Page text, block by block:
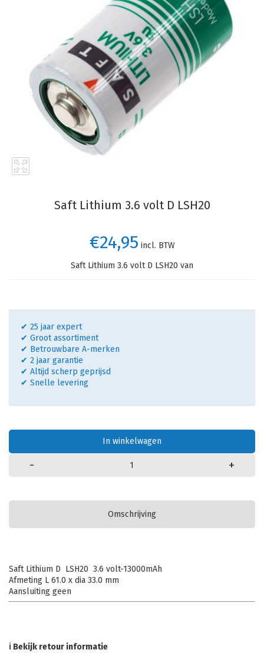
Saft Lithium 3.6 volt D LSH20
€24,95 incl. BTW
Saft Lithium 3.6 volt D LSH20 van
✔ 25 jaar expert
✔ Groot assortiment
✔ Betrouwbare A-merken
✔ 2 jaar garantie
✔ Altijd scherp geprijsd
✔ Snelle levering
In winkelwagen
- +
Omschrijving
Saft Lithium D LSH20 3.6 volt-13000mAh
Afmeting L 61.0 x dia 33.0 mm
Aansluiting geen
ℹ Bekijk retour informatie